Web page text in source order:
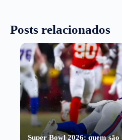
Posts relacionados
Super Bowl 2026: quem